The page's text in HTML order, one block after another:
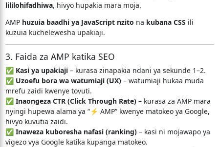
lililohifadhiwa, hivyo hupakia mara moja.
AMP huzuia baadhi ya JavaScript nzito na kubana CSS ili
kuzuia kuchelewesha upakiaji.
3. Faida za AMP katika SEO
✅ Kasi ya upakiaji– kurasa zinapakia ndani ya sekunde 1–2.
✅ Uzoefu bora wa watumiaji (UX)– watumiaji hukaa muda
mrefu zaidi kwenye tovuti.
✅ Inaongeza CTR (Click Through Rate)– kurasa za AMP mara
nyingi hupewa alama ya “⚡ AMP” kwenye matokeo ya Google,
hivyo kuvutia zaidi.
✅ Inaweza kuboresha nafasi (ranking)– kasi ni mojawapo ya
vigezo vya Google katika kupanga matokeo.